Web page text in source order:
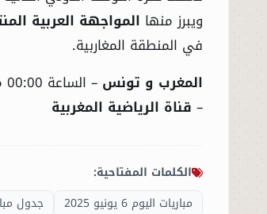
ويبرز منها المواجهة العربية
في المنطقة المغاربية.
المغرب و تونس
– قناة الرياضية المغربية
الكلمات المفتاحية:
مباريات اليوم 6 يونيو 2025
جدول